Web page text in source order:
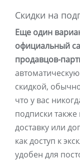
Скидки на
Еще один
официальный
продавцов-
скидкой,
что у вас
подписки
доставку или
как доступ к
удобен для